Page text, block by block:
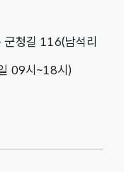
청길 116(남석리
09시~18시)
블로그